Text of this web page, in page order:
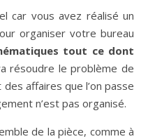
car vous avez réalisé un
organiser votre bureau
tout ce dont
résoudre le problème de
affaires que l’on passe
n’est pas organisé.
de la pièce, comme à